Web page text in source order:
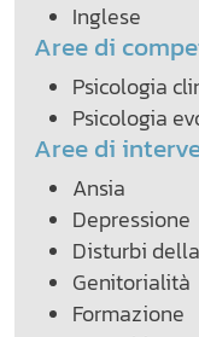
Inglese
Aree di
Psicologia
Psicologia
Aree di
Ansia
Depressione
Disturbi
Genitorialità
Formazione